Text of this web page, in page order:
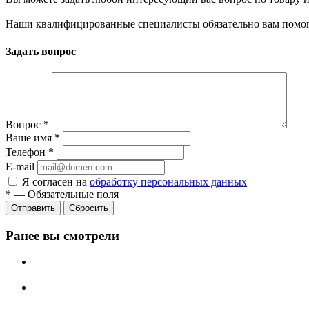
Наши квалифицированные специалисты обязательно вам
Задать вопрос
Вопрос *
Ваше имя *
Телефон *
E-mail
Я согласен на обработку персональных данных
* — Обязательные поля
Сбросить
Ранее вы смотрели